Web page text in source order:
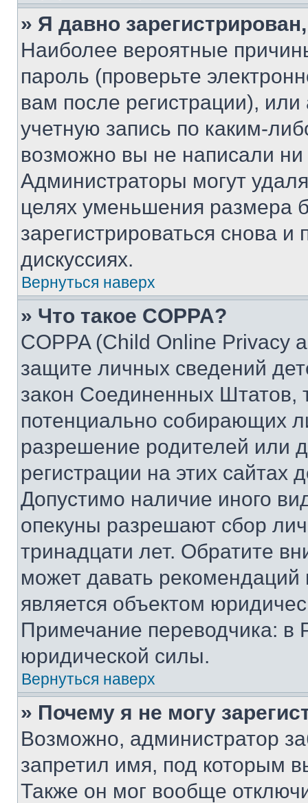
» Я давно
Наиболее вероятные
пароль (проверьте
вам после регистрации),
учетную запись по каким-
возможно вы не написали
Администраторы могут
целях уменьшения размера
зарегистрироваться снова и
дискуссиях.
Вернуться наверх
» Что такое COPPA?
COPPA (Child Online Privacy
защите личных сведений
закон Соединенных Штатов,
потенциально собирающих
разрешение родителей или
регистрации на этих сайтах
Допустимо наличие иного
опекуны разрешают сбор
тринадцати лет. Обратите
может давать
является объектом
Примечание переводчика: в
юридической силы.
Вернуться наверх
» Почему я не могу
Возможно, администратор
запретил имя, под которым
Также он мог вообще